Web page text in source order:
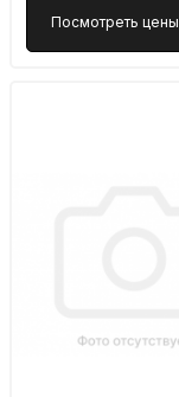
Посмотреть цены